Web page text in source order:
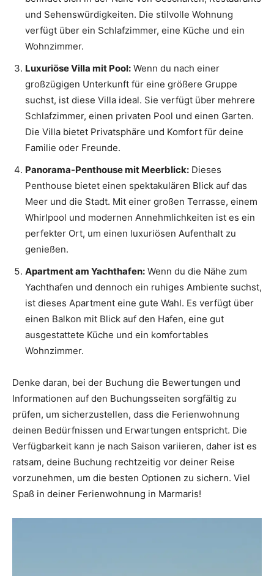
und Sehenswürdigkeiten. Die stilvolle Wohnung
verfügt über ein Schlafzimmer, eine Küche und ein
Wohnzimmer.
Luxuriöse Villa mit Pool: Wenn du nach einer
großzügigen Unterkunft für eine größere Gruppe
suchst, ist diese Villa ideal. Sie verfügt über mehrere
Schlafzimmer, einen privaten Pool und einen Garten.
Die Villa bietet Privatsphäre und Komfort für deine
Familie oder Freunde.
Panorama-Penthouse mit Meerblick: Dieses
Penthouse bietet einen spektakulären Blick auf das
Meer und die Stadt. Mit einer großen Terrasse, einem
Whirlpool und modernen Annehmlichkeiten ist es ein
perfekter Ort, um einen luxuriösen Aufenthalt zu
genießen.
Apartment am Yachthafen: Wenn du die Nähe zum
Yachthafen und dennoch ein ruhiges Ambiente suchst,
ist dieses Apartment eine gute Wahl. Es verfügt über
einen Balkon mit Blick auf den Hafen, eine gut
ausgestattete Küche und ein komfortables
Wohnzimmer.
Denke daran, bei der Buchung die Bewertungen und
Informationen auf den Buchungsseiten sorgfältig zu
prüfen, um sicherzustellen, dass die Ferienwohnung
deinen Bedürfnissen und Erwartungen entspricht. Die
Verfügbarkeit kann je nach Saison variieren, daher ist es
ratsam, deine Buchung rechtzeitig vor deiner Reise
vorzunehmen, um die besten Optionen zu sichern. Viel
Spaß in deiner Ferienwohnung in Marmaris!